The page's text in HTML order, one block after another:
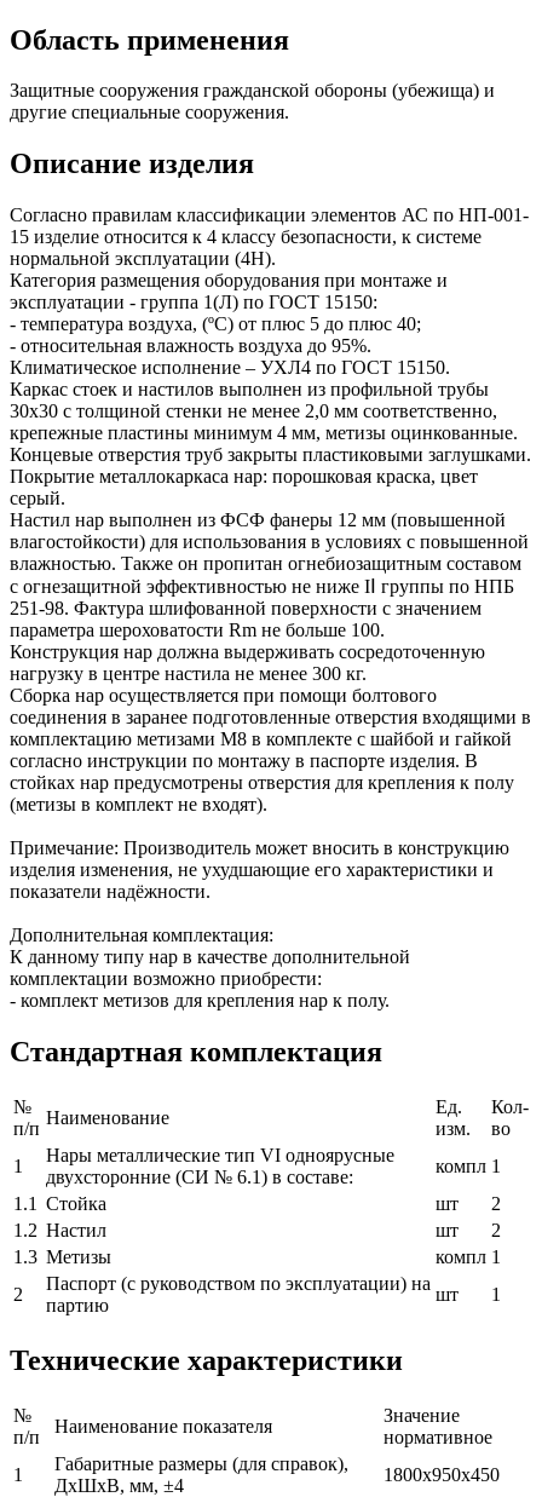
Область применения
Защитные сооружения гражданской обороны (убежища) и
другие специальные сооружения.
Описание изделия
Согласно правилам классификации элементов АС по НП-001-
15 изделие относится к 4 классу безопасности, к системе
нормальной эксплуатации (4Н).
Категория размещения оборудования при монтаже и
эксплуатации - группа 1(Л) по ГОСТ 15150:
- температура воздуха, (ºС) от плюс 5 до плюс 40;
- относительная влажность воздуха до 95%.
Климатическое исполнение – УХЛ4 по ГОСТ 15150.
Каркас стоек и настилов выполнен из профильной трубы
30х30 с толщиной стенки не менее 2,0 мм соответственно,
крепежные пластины минимум 4 мм, метизы оцинкованные.
Концевые отверстия труб закрыты пластиковыми заглушками.
Покрытие металлокаркаса нар: порошковая краска, цвет
серый.
Настил нар выполнен из ФСФ фанеры 12 мм (повышенной
влагостойкости) для использования в условиях с повышенной
влажностью. Также он пропитан огнебиозащитным составом
с огнезащитной эффективностью не ниже IⅠ группы по НПБ
251-98. Фактура шлифованной поверхности с значением
параметра шероховатости Rm не больше 100.
Конструкция нар должна выдерживать сосредоточенную
нагрузку в центре настила не менее 300 кг.
Сборка нар осуществляется при помощи болтового
соединения в заранее подготовленные отверстия входящими в
комплектацию метизами М8 в комплекте с шайбой и гайкой
согласно инструкции по монтажу в паспорте изделия. В
стойках нар предусмотрены отверстия для крепления к полу
(метизы в комплект не входят).
Примечание: Производитель может вносить в конструкцию
изделия изменения, не ухудшающие его характеристики и
показатели надёжности.
Дополнительная комплектация:
К данному типу нар в качестве дополнительной
комплектации возможно приобрести:
- комплект метизов для крепления нар к полу.
Стандартная комплектация
№
п/п
Наименование
Ед.
изм.
Кол-
во
1
Нары металлические тип VI одноярусные
двухсторонние (СИ № 6.1) в составе:
компл 1
1.1 Стойка шт
2
1.2 Настил шт
2
1.3 Метизы компл 1
2
Паспорт (с руководством по эксплуатации) на
партию
шт 1
Технические характеристики
№
п/п
Наименование показателя
Значение
нормативное
1
Габаритные размеры (для справок),
ДхШхВ, мм, ±4
1800х950х450